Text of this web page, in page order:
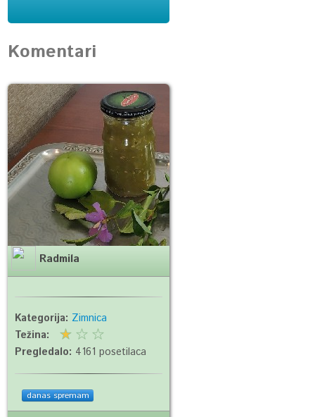
Komentari
Radmila
Kategorija: Zimnica
Težina:
Pregledalo: 4161 posetilaca
danas spremam